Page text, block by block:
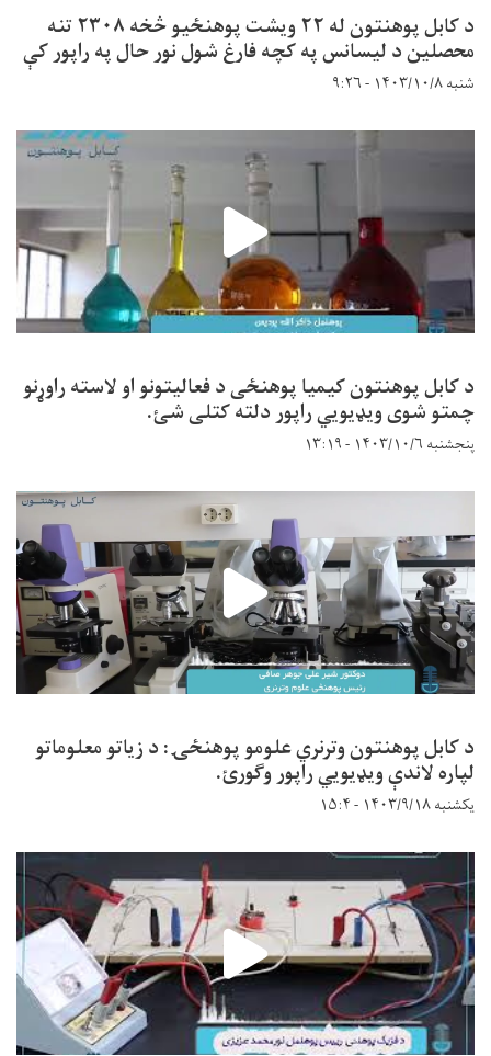
د کابل پوهنتون له ۲۲ ویشت پوهنځیو څخه ۲۳۰۸ تنه
محصلین د لیسانس په کچه فارغ شول نور حال په راپور کې
شنبه ۱۴۰۳/۱۰/۸ - ۹:۲۶
د کابل پوهنتون کیمیا پوهنځی د فعالیتونو او لاسته راوړنو
چمتو شوی ویډیویي راپور دلته کتلی شئ.
پنجشنبه ۱۴۰۳/۱۰/۶ - ۱۳:۱۹
د کابل پوهنتون وترنري علومو پوهنځۍ: د زیاتو معلوماتو
لپاره لاندې ویډیويي راپور وګورئ.
یکشنبه ۱۴۰۳/۹/۱۸ - ۱۵:۴